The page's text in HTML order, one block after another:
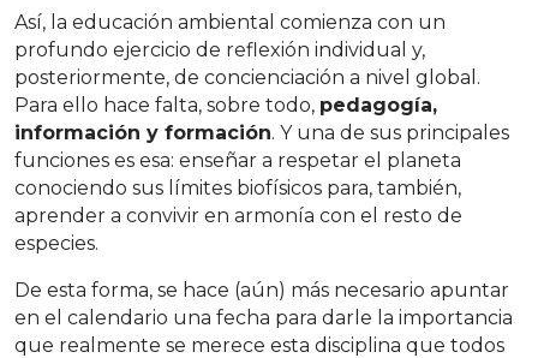
Así, la educación ambiental comienza con un
profundo ejercicio de reflexión individual y,
posteriormente, de concienciación a nivel global.
Para ello hace falta, sobre todo, pedagogía,
información y formación. Y una de sus principales
funciones es esa: enseñar a respetar el planeta
conociendo sus límites biofísicos para, también,
aprender a convivir en armonía con el resto de
especies.
De esta forma, se hace (aún) más necesario apuntar
en el calendario una fecha para darle la importancia
que realmente se merece esta disciplina que todos